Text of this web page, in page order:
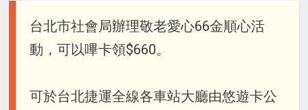
台北市社會局辦理敬老愛心66金順心活
動，可以嗶卡領$660。
可於台北捷運全線各車站大廳由悠遊卡公